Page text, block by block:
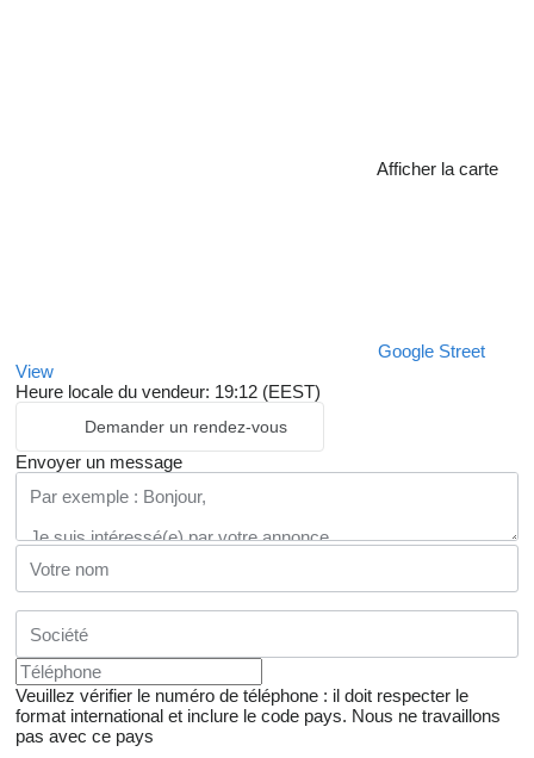
Afficher la carte
Google Street
View
Heure locale du vendeur: 19:12 (EEST)
Demander un rendez-vous
Envoyer un message
Veuillez vérifier le numéro de téléphone : il doit respecter le
format international et inclure le code pays. Nous ne travaillons
pas avec ce pays